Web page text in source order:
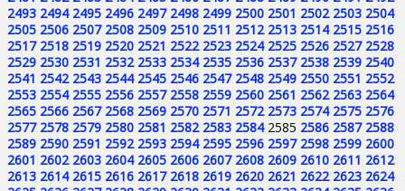
2493 2494 2495 2496 2497 2498 2499 2500 2501 2502 2503 2504
2505 2506 2507 2508 2509 2510 2511 2512 2513 2514 2515 2516
2517 2518 2519 2520 2521 2522 2523 2524 2525 2526 2527 2528
2529 2530 2531 2532 2533 2534 2535 2536 2537 2538 2539 2540
2541 2542 2543 2544 2545 2546 2547 2548 2549 2550 2551 2552
2553 2554 2555 2556 2557 2558 2559 2560 2561 2562 2563 2564
2565 2566 2567 2568 2569 2570 2571 2572 2573 2574 2575 2576
2577 2578 2579 2580 2581 2582 2583 2584 2585 2586 2587 2588
2589 2590 2591 2592 2593 2594 2595 2596 2597 2598 2599 2600
2601 2602 2603 2604 2605 2606 2607 2608 2609 2610 2611 2612
2613 2614 2615 2616 2617 2618 2619 2620 2621 2622 2623 2624